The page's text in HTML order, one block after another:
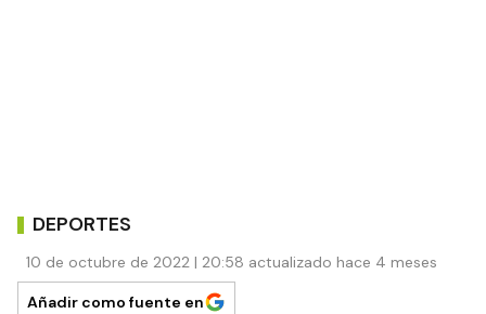
DEPORTES
10 de octubre de 2022 | 20:58 actualizado hace 4 meses
Añadir como fuente en